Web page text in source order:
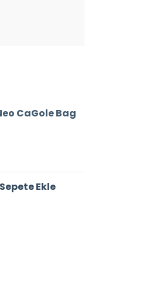
CaGole Bag
Sepete Ekle